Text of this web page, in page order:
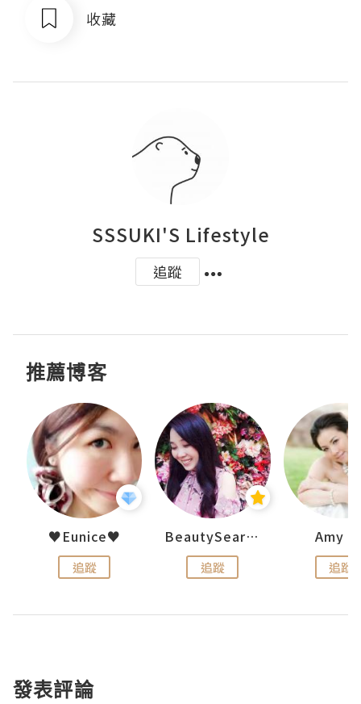
收藏
SSSUKI'S Lifestyle
追蹤
推薦博客
♥Eunice♥
追蹤
BeautySearch
追蹤
Amy
追蹤
發表評論